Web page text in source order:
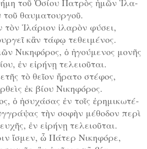
τοῦ θαυ­μα­τουρ­γοῦ.
τὸν Ἱλάριον ἱλαρὸν φύσει,
γεῖ κἂν τάφῳ τεθειμένος.
Νι­κη­φό­ρος, ὁ ἡ­γού­με­νος μο­νῆς
ἐν εἰ­ρή­νῃ τε­λει­οῦ­ται.
τῆς τὸ θεῖον ἤρατο στέφος,
θεὶς ἐκ βίου Νικηφόρος.
ὁ ἡ­συ­χά­σας ἐν τοῖς ἐ­ρη­μι­κω­τέ­
τὴν σο­φὴν μέ­θο­δον πε­ρὶ
ἐν εἰ­ρή­νῃ τε­λει­οῦ­ται.
ἴ­σμεν, ὦ Πά­τερ Νι­κη­φό­ρε,